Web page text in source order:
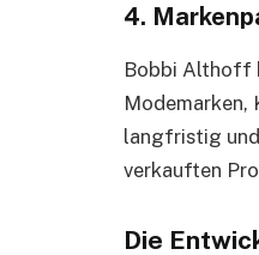
4.
Bobbi Althoff
langfristig
verkauften
Die